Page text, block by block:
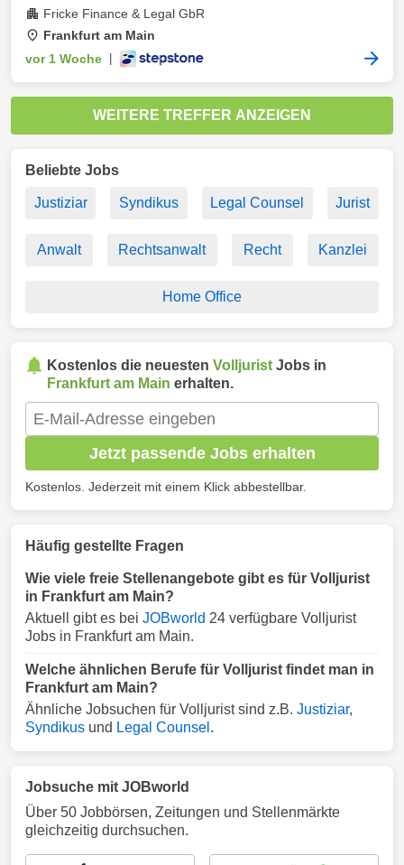
Fricke Finance & Legal GbR
Frankfurt am Main
vor 1 Woche
WEITERE TREFFER ANZEIGEN
Beliebte Jobs
Justiziar Syndikus Legal Counsel Jurist
Anwalt Rechtsanwalt Recht Kanzlei
Home Office
Kostenlos die neuesten Volljurist Jobs in
Frankfurt am Main erhalten.
Jetzt passende Jobs erhalten
Kostenlos. Jederzeit mit einem Klick abbestellbar.
Häufig gestellte Fragen
Wie viele freie Stellenangebote gibt es für Volljurist
in Frankfurt am Main?
Aktuell gibt es bei JOBworld 24 verfügbare Volljurist
Jobs in Frankfurt am Main.
Welche ähnlichen Berufe für Volljurist findet man in
Frankfurt am Main?
Ähnliche Jobsuchen für Volljurist sind z.B. Justiziar,
Syndikus und Legal Counsel .
Jobsuche mit JOBworld
Über 50 Jobbörsen, Zeitungen und Stellenmärkte
gleichzeitig durchsuchen.